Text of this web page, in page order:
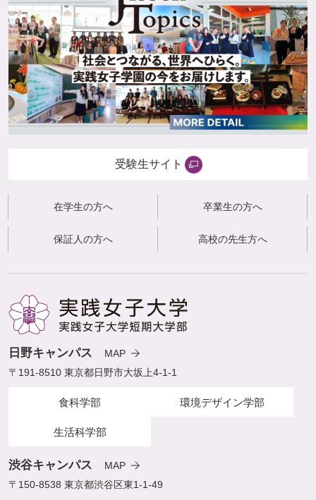
受験生サイト
在学生の方へ 卒業生の方へ
保証人の方へ 高校の先生方へ
日野キャンパス
MAP
〒191-8510 東京都日野市大坂上4-1-1
食科学部 環境デザイン学部
生活科学部
渋谷キャンパス
MAP
〒150-8538 東京都渋谷区東1-1-49